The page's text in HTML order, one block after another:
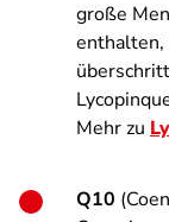
große
enthalten,
Mehr zu
Q10